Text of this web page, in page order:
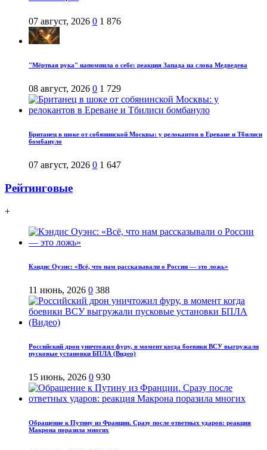
07 август, 2026 0 1 876
"Мёртвая рука" напомнила о себе: реакция Запада на слова Медведева
08 август, 2026 0 1 729
Британец в шоке от собянинской Москвы: у релокантов в Ереване и Тбилиси
бомбануло
07 август, 2026 0 1 647
Рейтинговые
+
Кэндис Оуэнс: «Всё, что нам рассказывали о России — это ложь»
11 июнь, 2026 0 388
Российский дрон уничтожил фуру, в момент когда боевики ВСУ выгружали
пусковые установки БПЛА (Видео)
15 июнь, 2026 0 930
Обращение к Путину из Франции. Сразу после ответных ударов: реакция
Макрона поразила многих